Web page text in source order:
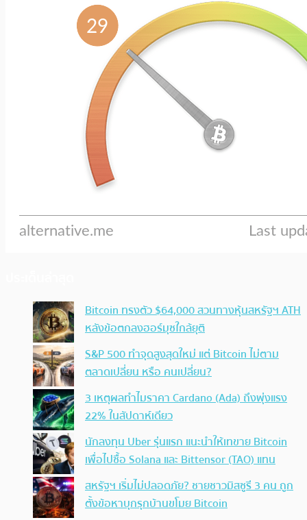
Bitcoin ทรงตัว $64,000 สวนทางหุ้นสหรัฐฯ ATH
หลังข้อตกลงฮอร์มุซใกล้ยุติ
S&P 500 ทำจุดสูงสุดใหม่ แต่ Bitcoin ไม่ตาม
ตลาดเปลี่ยน หรือ คนเปลี่ยน?
3 เหตุผลทำไมราคา Cardano (Ada) ถึงพุ่งแรง
22% ในสัปดาห์เดียว
นักลงทุน Uber รุ่นแรก แนะนำให้เทขาย Bitcoin
เพื่อไปซื้อ Solana และ Bittensor (TAO) แทน
สหรัฐฯ เริ่มไม่ปลอดภัย? ชายชาวมิสซูรี 3 คน ถูก
ตั้งข้อหาบุกรุกบ้านขโมย Bitcoin